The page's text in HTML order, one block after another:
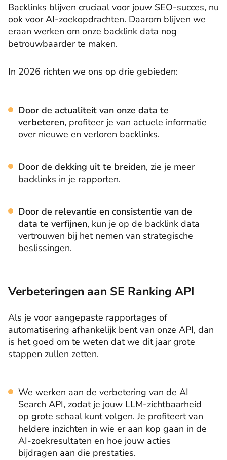
Backlinks blijven cruciaal voor jouw SEO-succes, nu
ook voor AI-zoekopdrachten. Daarom blijven we
eraan werken om onze backlink data nog
betrouwbaarder te maken.
In 2026 richten we ons op drie gebieden:
Door de actualiteit van onze data te
verbeteren, profiteer je van actuele informatie
over nieuwe en verloren backlinks.
Door de dekking uit te breiden, zie je meer
backlinks in je rapporten.
Door de relevantie en consistentie van de
data te verfijnen, kun je op de backlink data
vertrouwen bij het nemen van strategische
beslissingen.
Verbeteringen aan SE Ranking API
Als je voor aangepaste rapportages of
automatisering afhankelijk bent van onze API, dan
is het goed om te weten dat we dit jaar grote
stappen zullen zetten.
We werken aan de verbetering van de AI
Search API, zodat je jouw LLM-zichtbaarheid
op grote schaal kunt volgen. Je profiteert van
heldere inzichten in wie er aan kop gaan in de
AI-zoekresultaten en hoe jouw acties
bijdragen aan die prestaties.